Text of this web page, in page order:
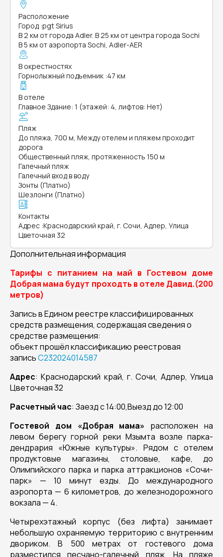
Расположение
Город :pgt Sirius
В 2 км от города Adler. В 25 км от центра города Sochi
В 5 км от аэропорта Sochi, Adler-AER
В окрестностях
Горнолыжный подъемник :47 км
В отеле
Главное Здание: 1 (этажей: 4, лифтов: Нет)
Пляж
До пляжа, 700 м, Между отелем и пляжем проходит
дорога
Общественный пляж, протяженность 150 м
Галечный пляж
Галечный вход в воду
Зонты (Платно)
Шезлонги (Платно)
Контакты
Адрес :Краснодарский край, г. Сочи, Адлер, Улица
Цветочная 32
Дополнительная информация
Тарифы с питанием на май в Гостевом доме
Добрая мама будут проходть в отеле Давид.(200
метров)
Запись в Едином реестре классифицированных
средств размещения, содержащая сведения о
средстве размещения:
объект прошёл классификацию реестровая
записьС232024014587
Адрес: Краснодарский край, г. Сочи, Адлер, Улица
Цветочная 32
Расчетный час: Заезд с 14:00,Выезд до 12:00
Гостевой дом «Добрая мама» расположен на
левом берегу горной реки Мзымта возле парка-
дендрария «Южные культуры». Рядом с отелем
продуктовые магазины, столовые, кафе, до
Олимпийского парка и парка аттракционов «Сочи-
парк» — 10 минут езды. До международного
аэропорта — 6 километров, до железнодорожного
вокзала — 4.
Четырехэтажный корпус (без лифта) занимает
небольшую охраняемую территорию с внутренним
двориком. В 500 метрах от гостевого дома
разместился песчано-галечный пляж. На пляже